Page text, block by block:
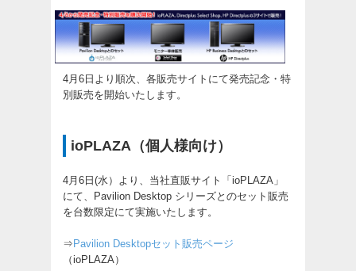
4月6日より順次、各販売サイトにて発売記念・特
別販売を開始いたします。
ioPLAZA（個人様向け）
4月6日(水）より、当社直販サイト「ioPLAZA」
にて、Pavilion Desktop シリーズとのセット販売
を台数限定にて実施いたします。
⇒ Pavilion Desktopセット販売ページ
（ioPLAZA）